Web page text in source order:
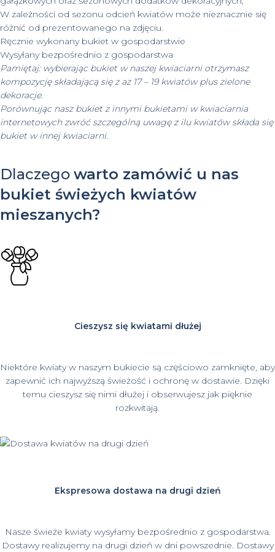
W zależności od sezonu odcień kwiatów może nieznacznie się
różnić od prezentowanego na zdjęciu.
Ręcznie wykonany bukiet w gospodarstwie
Wysyłany bezpośrednio z gospodarstwa
Pamiętaj: wybierając bukiet w naszej kwiaciarni otrzymasz
kompozycję składającą się z az 17 – 19 kwiatów plus zielone
dekoracje.
Porównując nasz bukiet z innymi bukietami w kwiaciarnia
internetowych zwróć szczególną uwagę z ilu kwiatów składa się
bukiet w innej kwiaciarni.
Dlaczego warto zamówić u nas
bukiet świeżych kwiatów
mieszanych?
Cieszysz się kwiatami dłużej
Niektóre kwiaty w naszym bukiecie są częściowo zamknięte, aby
zapewnić ich najwyższą świeżość i ochronę w dostawie. Dzięki
temu cieszysz się nimi dłużej i obserwujesz jak pięknie
rozkwitają.
Ekspresowa dostawa na drugi dzień
Nasze świeże kwiaty wysyłamy bezpośrednio z gospodarstwa.
Dostawy realizujemy na drugi dzień w dni powszednie. Dostawy